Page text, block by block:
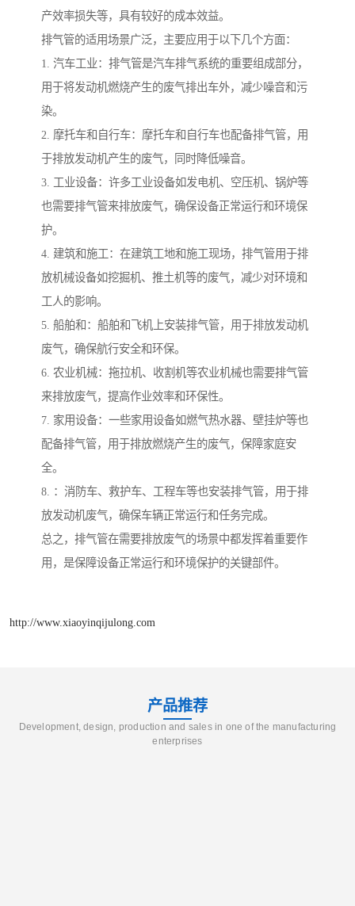
产效率损失等，具有较好的成本效益。
排气管的适用场景广泛，主要应用于以下几个方面：
1. 汽车工业：排气管是汽车排气系统的重要组成部分，
用于将发动机燃烧产生的废气排出车外，减少噪音和污
染。
2. 摩托车和自行车：摩托车和自行车也配备排气管，用
于排放发动机产生的废气，同时降低噪音。
3. 工业设备：许多工业设备如发电机、空压机、锅炉等
也需要排气管来排放废气，确保设备正常运行和环境保
护。
4. 建筑和施工：在建筑工地和施工现场，排气管用于排
放机械设备如挖掘机、推土机等的废气，减少对环境和
工人的影响。
5. 船舶和：船舶和飞机上安装排气管，用于排放发动机
废气，确保航行安全和环保。
6. 农业机械：拖拉机、收割机等农业机械也需要排气管
来排放废气，提高作业效率和环保性。
7. 家用设备：一些家用设备如燃气热水器、壁挂炉等也
配备排气管，用于排放燃烧产生的废气，保障家庭安
全。
8. ：消防车、救护车、工程车等也安装排气管，用于排
放发动机废气，确保车辆正常运行和任务完成。
总之，排气管在需要排放废气的场景中都发挥着重要作
用，是保障设备正常运行和环境保护的关键部件。
http://www.xiaoyinqijulong.com
产品推荐
Development, design, production and sales in one of the manufacturing
enterprises